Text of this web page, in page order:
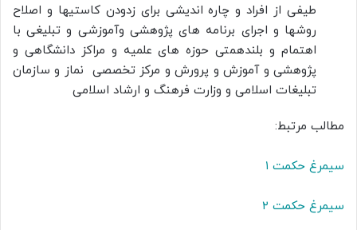
طیفی از افراد و چاره اندیشی برای زدودن کاستیها و اصلاح
روشها و اجرای برنامه های پژوهشی وآموزشی و تبلیغی با
اهتمام و بلندهمتی حوزه های علمیه و مراکز دانشگاهی و
پژوهشی و آموزش و پرورش و مرکز تخصصی نماز و سازمان
تبلیغات اسلامی و وزارت فرهنگ و ارشاد اسلامی
مطالب مرتبط:
سیمرغ حکمت ۱
سیمرغ حکمت ۲